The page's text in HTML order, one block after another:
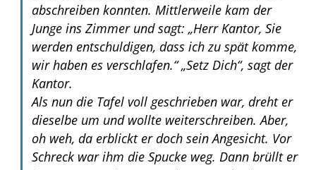
abschreiben konnten. Mittlerweile kam der
Junge ins Zimmer und sagt: „Herr Kantor, Sie
werden entschuldigen, dass ich zu spät komme,
wir haben es verschlafen.“ „Setz Dich“, sagt der
Kantor.
Als nun die Tafel voll geschrieben war, dreht er
dieselbe um und wollte weiterschreiben. Aber,
oh weh, da erblickt er doch sein Angesicht. Vor
Schreck war ihm die Spucke weg. Dann brüllt er